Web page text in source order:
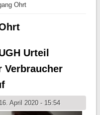
Ohrt
Urteil
Verbraucher
April 2020 - 15:54